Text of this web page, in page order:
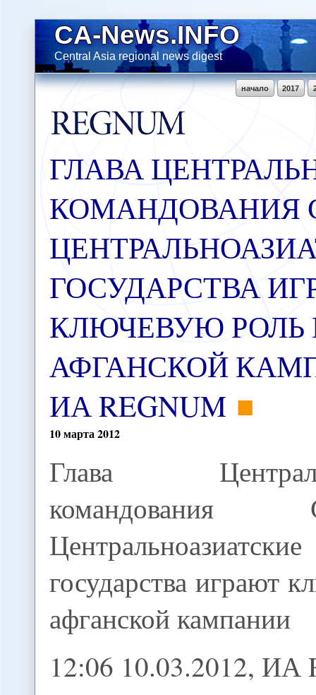
CA-News.INFO
Central Asia regional news digest
2017
начало
ГЛАВА
КОМАНДОВАНИЯ
ГОСУДАРСТВА
КЛЮЧЕВУЮ РОЛЬ
АФГАНСКОЙ
ИА REGNUM
10марта2012
Глава
командования
Центральноазиатские
государства играют
афганской кампании
12:06 10.03.2012, ИА